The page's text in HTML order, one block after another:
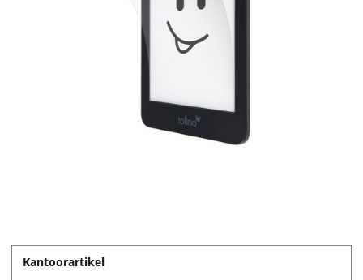
Kantoorartikel